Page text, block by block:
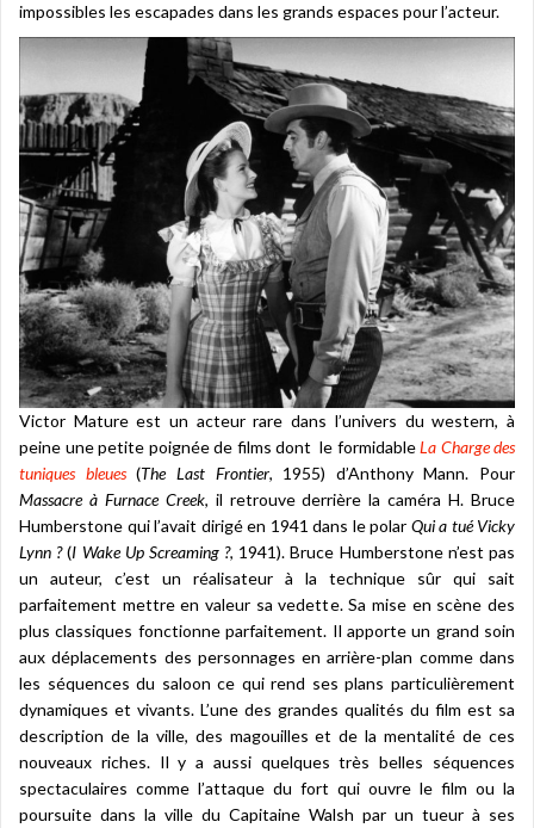
impossibles les escapades dans les grands espaces pour l’acteur.
Victor Mature est un acteur rare dans l’univers du western, à
peine une petite poignée de films dont le formidableLa Charge des
tuniques bleues(The Last Frontier, 1955) d’Anthony Mann. Pour
Massacre à Furnace Creek, il retrouve derrière la caméra H. Bruce
Humberstone qui l’avait dirigé en 1941 dans le polar Qui a tué Vicky
Lynn ?(I Wake Up Screaming ?, 1941). Bruce Humberstone n’est pas
un auteur, c’est un réalisateur à la technique sûr qui sait
parfaitement mettre en valeur sa vedette. Sa mise en scène des
plus classiques fonctionne parfaitement. Il apporte un grand soin
aux déplacements des personnages en arrière-plan comme dans
les séquences du saloon ce qui rend ses plans particulièrement
dynamiques et vivants. L’une des grandes qualités du film est sa
description de la ville, des magouilles et de la mentalité de ces
nouveaux riches. Il y a aussi quelques très belles séquences
spectaculaires comme l’attaque du fort qui ouvre le film ou la
poursuite dans la ville du Capitaine Walsh par un tueur à ses